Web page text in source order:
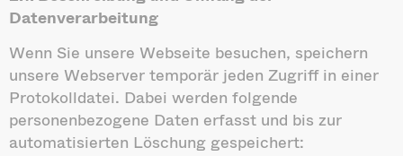
Datenverarbeitung
Wenn Sie unsere Webseite besuchen, speichern
unsere Webserver temporär jeden Zugriff in einer
Protokolldatei. Dabei werden folgende
personenbezogene Daten erfasst und bis zur
automatisierten Löschung gespeichert: